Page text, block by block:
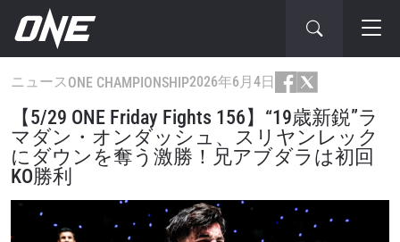
ニュース ONE CHAMPIONSHIP2026年6月4日
【5/29 ONE Friday Fights 156】“19歳新鋭”ラ
マダン・オンダッシュ、スリヤンレック
にダウンを奪う激勝！兄アブダラは初回
KO勝利